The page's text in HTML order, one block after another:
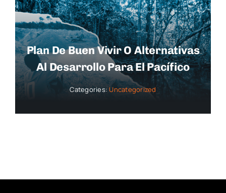
Plan De Buen Vivir O Alternativas
Al Desarrollo Para El Pacífico
Categories:Uncategorized